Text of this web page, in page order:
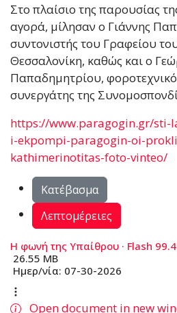
Στο πλαίσιο της παρουσίας
αγορά, μίλησαν ο Γιάννης
συντονιστής του Γραφείου
Θεσσαλονίκη, καθώς και ο
Παπαδημητρίου,
συνεργάτης της
https://www.paragogin.gr/sti-
i-ekpompi-paragogin-oi-
kathimerinotitas-foto-vinteo/
Κατέβασμα
Λεπτομέρειες
Η φωνή της Υπαίθρου · Flash 99.4
26.55 MB
Ημερ/νία: 07-30-2026
Open document in new